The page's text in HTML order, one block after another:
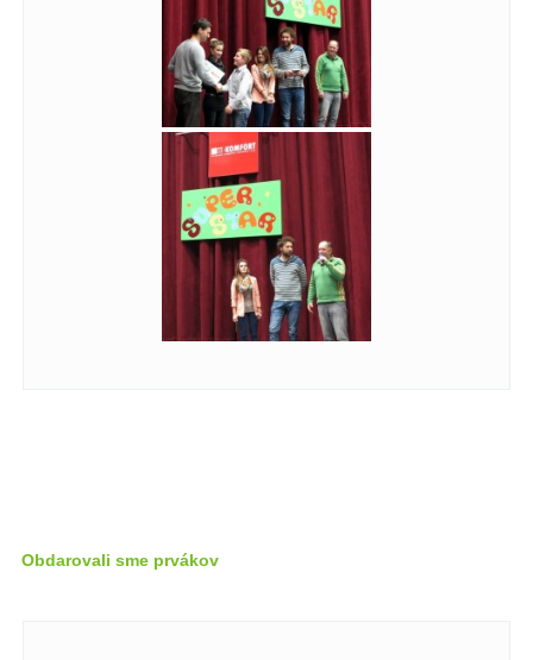
Obdarovali sme prvákov